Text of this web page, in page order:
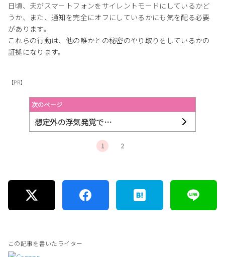
日頃、夫がスマートフォンをサイレントモードにしているかど
うか、また、通知を完全にオフにしているかにも気を配る必要
があります。
これらの行動は、他の誰かとの秘密のやり取りをしているかの
証拠になります。
【PR】
次のページ
想定外の浮気発覚で…
1 2
この記事を書いたライター